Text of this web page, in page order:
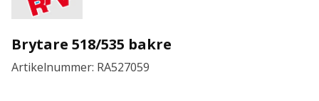
Brytare 518/535 bakre
Artikelnummer: RA527059